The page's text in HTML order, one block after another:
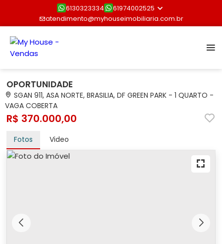
6130323334
61974002525
atendimento@myhouseimobiliaria.com.br
OPORTUNIDADE
SGAN 911, ASA NORTE, BRASILIA, DF GREEN PARK - 1 QUARTO -
VAGA COBERTA
R$ 370.000,00
Fotos Video